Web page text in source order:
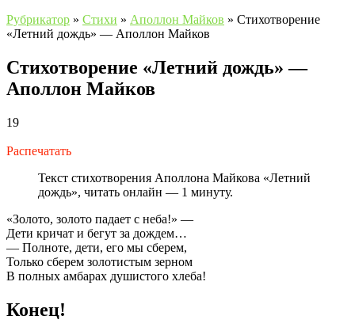
Рубрикатор » Стихи » Аполлон Майков » Стихотворение
«Летний дождь» — Аполлон Майков
Стихотворение «Летний дождь» —
Аполлон Майков
19
Распечатать
Текст стихотворения Аполлона Майкова «Летний
дождь», читать онлайн — 1 минуту.
«Золото, золото падает с неба!» —
Дети кричат и бегут за дождем…
— Полноте, дети, его мы сберем,
Только сберем золотистым зерном
В полных амбарах душистого хлеба!
Конец!